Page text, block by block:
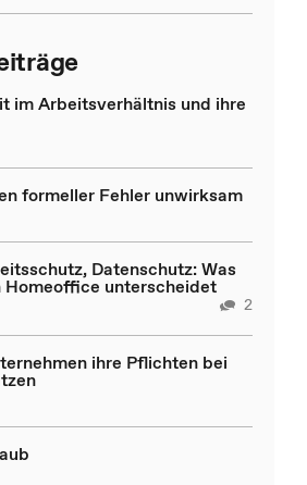
im Arbeitsverhältnis und ihre
formeller Fehler unwirksam
Datenschutz: Was
unterscheidet
2
ihre Pflichten bei